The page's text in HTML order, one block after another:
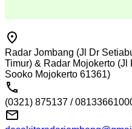
Radar Jombang (Jl Dr
Timur) & Radar Mojokerto
Sooko Mojokerto 61361)
(0321) 875137 /